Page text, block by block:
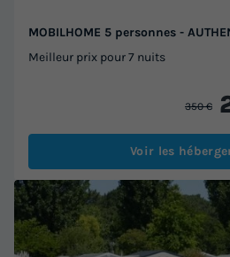
MOBILHOME 5 personnes -
Meilleur prix pour 7 nuits
350 €
Voir les